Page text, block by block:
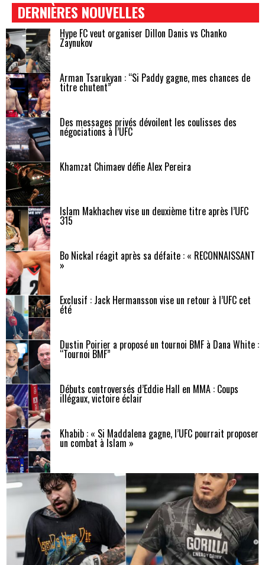
DERNIÈRES NOUVELLES
Hype FC veut organiser Dillon Danis vs Chanko
Zaynukov
Arman Tsarukyan : “Si Paddy gagne, mes chances de
titre chutent”
Des messages privés dévoilent les coulisses des
négociations à l’UFC
Khamzat Chimaev défie Alex Pereira
Islam Makhachev vise un deuxième titre après l’UFC
315
Bo Nickal réagit après sa défaite : « RECONNAISSANT
»
Exclusif : Jack Hermansson vise un retour à l’UFC cet
été
Dustin Poirier a proposé un tournoi BMF à Dana White :
“Tournoi BMF”
Débuts controversés d’Eddie Hall en MMA : Coups
illégaux, victoire éclair
Khabib : « Si Maddalena gagne, l’UFC pourrait proposer
un combat à Islam »